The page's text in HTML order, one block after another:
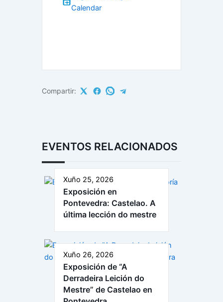
Calendar
Compartir:
EVENTOS RELACIONADOS
Xuño 25, 2026
Exposición en
Pontevedra: Castelao. A
última lección do mestre
Xuño 26, 2026
Exposición de “A
Derradeira Leición do
Mestre” de Castelao en